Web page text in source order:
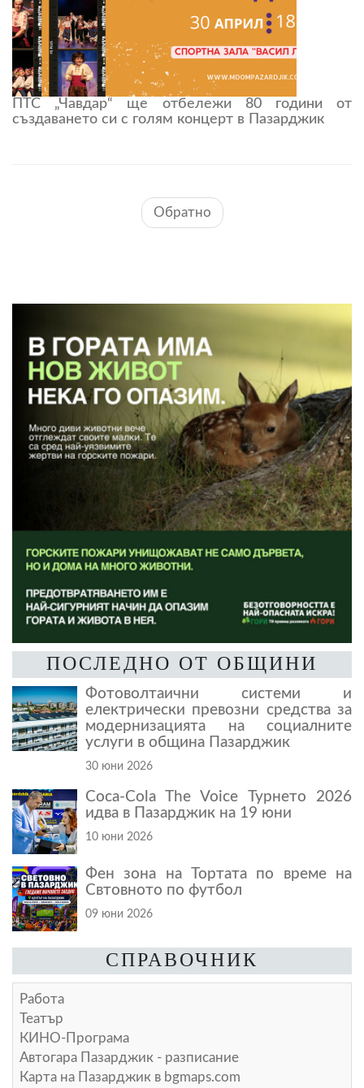
ПТС „Чавдар“ ще отбележи 80 години от
създаването си с голям концерт в Пазарджик
Обратно
ПОСЛЕДНО ОТ ОБЩИНИ
Фотоволтаични системи и
електрически превозни средства за
модернизацията на социалните
услуги в община Пазарджик
30 юни 2026
Coca-Cola The Voice Турнето 2026
идва в Пазарджик на 19 юни
10 юни 2026
Фен зона на Тортата по време на
Свтовното по футбол
09 юни 2026
СПРАВОЧНИК
Работа
Театър
КИНО-Програма
Автогара Пазарджик - разписание
Карта на Пазарджик в bgmaps.com